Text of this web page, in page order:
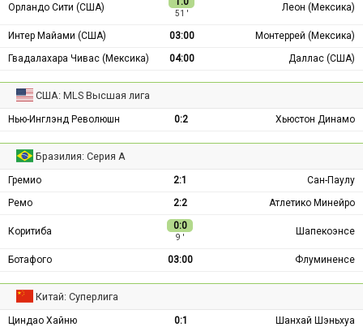
Орландо Сити (США)
51 ′
Леон (Мексика)
Интер Майами (США) 03:00
Монтеррей (Мексика)
Гвадалахара Чивас (Мексика)
04:00 Даллас (США)
США: MLS Высшая лига
Нью-Инглэнд Революшн 0:2 Хьюстон Динамо
Бразилия: Серия А
Гремио 2:1
Сан-Паулу
Ремо
2:2 Атлетико Минейро
Коритиба 0:0
9 ′
Шапекоэнсе
Ботафого 03:00 Флуминенсе
Китай: Суперлига
Циндао Хайню 0:1
Шанхай Шэньхуа